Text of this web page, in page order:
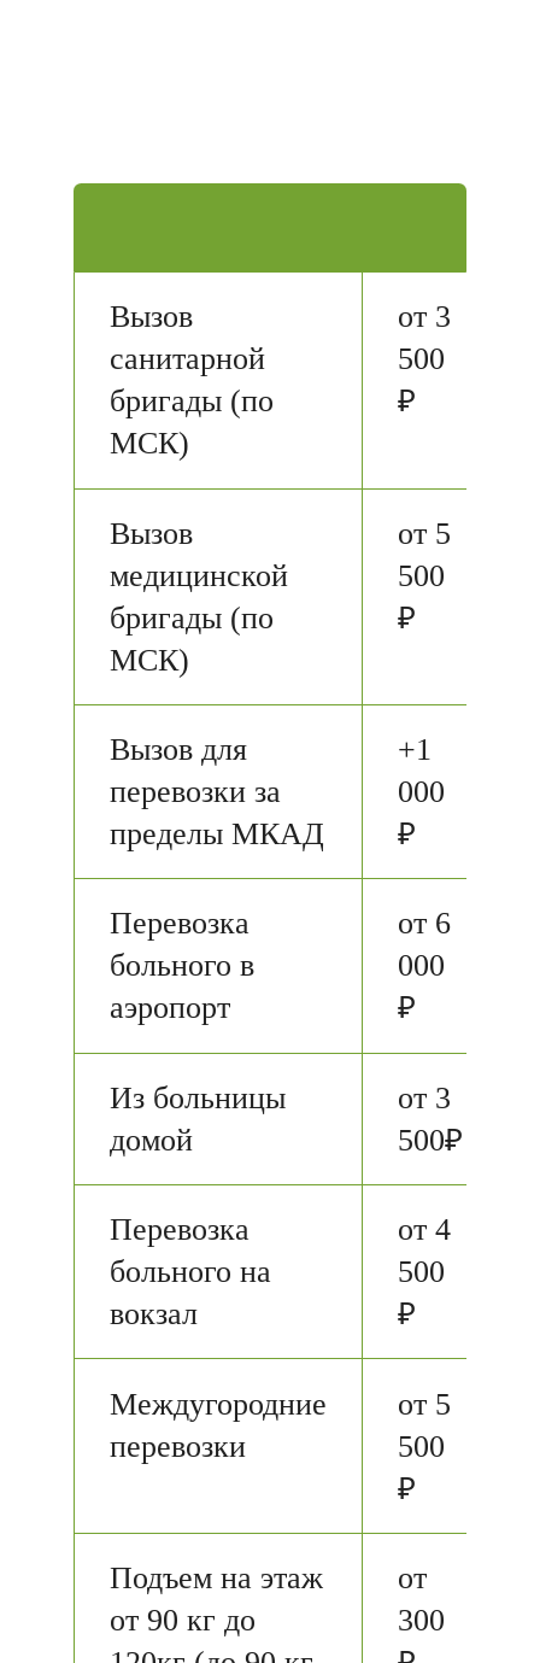
Вызов
санитарной
бригады (по
МСК)
от 3
500
₽
Вызов
медицинской
бригады (по
МСК)
от 5
500
₽
Вызов для
перевозки за
пределы МКАД
+1
000
₽
Перевозка
больного в
аэропорт
от 6
000
₽
Из больницы
домой
от 3
500₽
Перевозка
больного на
вокзал
от 4
500
₽
Междугородние
перевозки
от 5
500
₽
Подъем на этаж
от 90 кг до
от
300